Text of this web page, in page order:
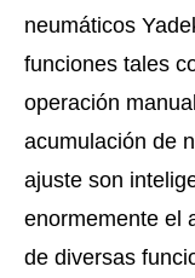
neumáticos
funciones tales
operación
acumulación de
ajuste son
enormemente el
de diversas